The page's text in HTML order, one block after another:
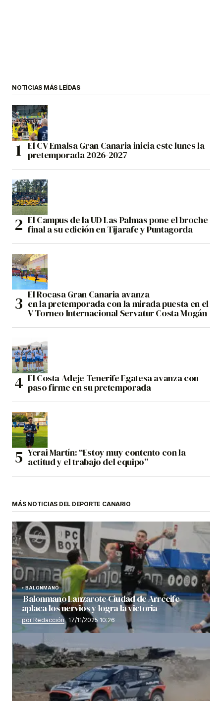
NOTICIAS MÁS LEÍDAS
El CV Emalsa Gran Canaria inicia este lunes la
pretemporada 2026-2027
El Campus de la UD Las Palmas pone el broche
final a su edición en Tijarafe y Puntagorda
El Rocasa Gran Canaria avanza
en la pretemporada con la mirada puesta en el
V Torneo Internacional Servatur Costa Mogán
El Costa Adeje Tenerife Egatesa avanza con
paso firme en su pretemporada
Yerai Martín: “Estoy muy contento con la
actitud y el trabajo del equipo”
MÁS NOTICIAS DEL DEPORTE CANARIO
BALONMANO
Balonmano Lanzarote Ciudad de Arrecife
aplaca los nervios y logra la victoria
por Redacción 17/11/2025 10:26